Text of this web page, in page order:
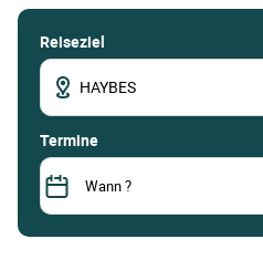
Reiseziel
termine